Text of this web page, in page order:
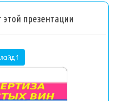
презентации
1